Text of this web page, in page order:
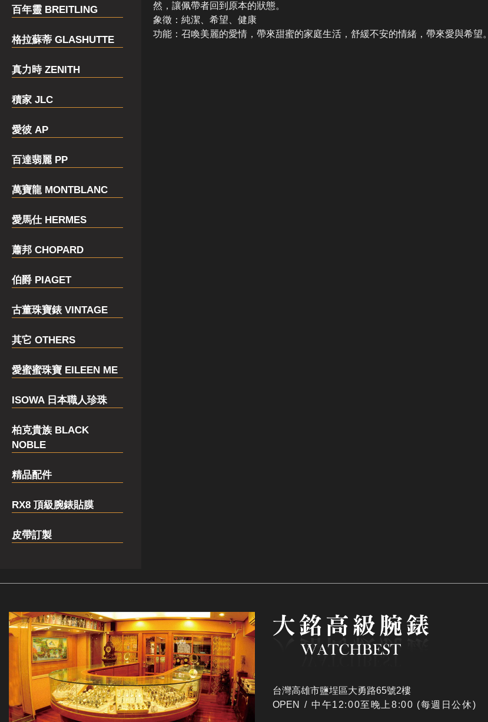
百年靈 BREITLING
格拉蘇蒂 GLASHUTTE
真力時 ZENITH
積家 JLC
愛彼 AP
百達翡麗 PP
萬寶龍 MONTBLANC
愛馬仕 HERMES
蕭邦 CHOPARD
伯爵 PIAGET
古董珠寶錶 VINTAGE
其它 OTHERS
愛蜜蜜珠寶 EILEEN ME
ISOWA 日本職人珍珠
柏克貴族 BLACK
NOBLE
精品配件
RX8 頂級腕錶貼膜
皮帶訂製
然，讓佩帶者回到原本的狀態。
象徵：純潔、希望、健康
功能：召喚美麗的愛情，帶來甜蜜的家庭生活，舒緩不安的情緒，帶來愛與希望。
台灣高雄市鹽埕區大勇路65號2樓
OPEN / ​中午12:00至晚上8:00 (每週日公休)